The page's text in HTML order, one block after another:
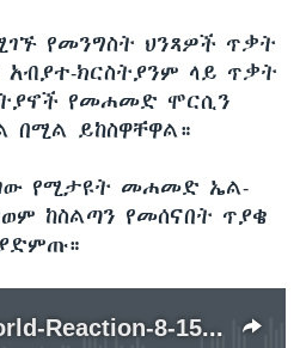
የመንግስት ህንጻዎች ጥቃት
ክርስትያንም ላይ ጥቃት
የመሐመድ ሞርሲን
በሚል ይከስዋቸዋል።
የሚታዩት መሐመድ ኤል-
ከስልጣን የመሰናበት ጥያቄ
AMH-af-Egypt-World-Reaction-8-15-13